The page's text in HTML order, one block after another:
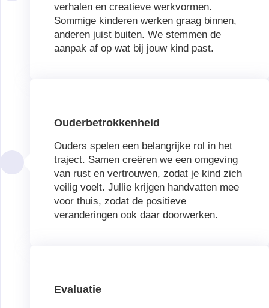
verhalen en creatieve werkvormen.
Sommige kinderen werken graag binnen,
anderen juist buiten. We stemmen de
aanpak af op wat bij jouw kind past.
Ouderbetrokkenheid
Ouders spelen een belangrijke rol in het
traject. Samen creëren we een omgeving
van rust en vertrouwen, zodat je kind zich
veilig voelt. Jullie krijgen handvatten mee
voor thuis, zodat de positieve
veranderingen ook daar doorwerken.
Evaluatie